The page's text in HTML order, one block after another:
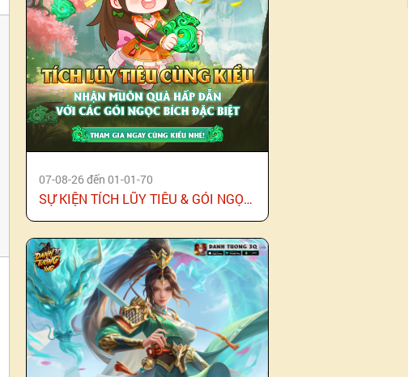
07-08-26 đến 01-01-70
SỰ KIỆN TÍCH LŨY TIÊU & GÓI NGỌC BÍCH (07/08)